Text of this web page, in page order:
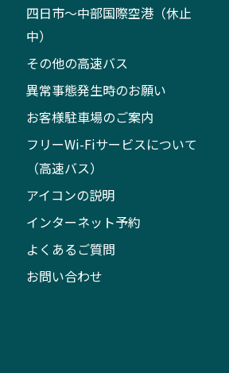
四日市～中部国際空港（休止
中）
その他の高速バス
異常事態発生時のお願い
お客様駐車場のご案内
フリーWi-Fiサービスについて
（高速バス）
アイコンの説明
インターネット予約
よくあるご質問
お問い合わせ